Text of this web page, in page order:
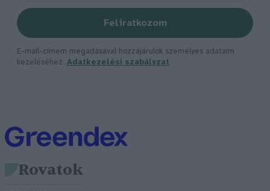
Feliratkozom
E-mail-címem megadásával hozzájárulok személyes adataim
kezeléséhez. Adatkezelési szabályzat
Rovatok